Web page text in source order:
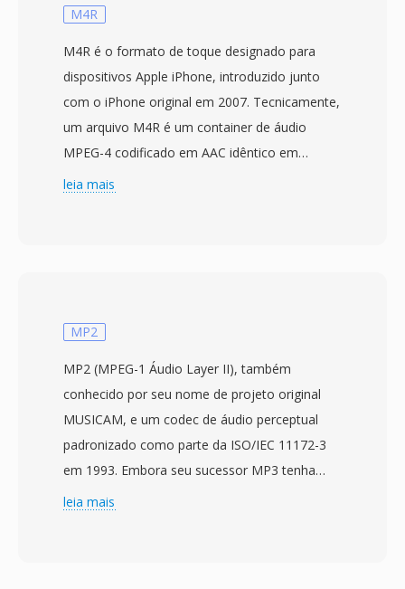
M4R
M4R é o formato de toque designado para
dispositivos Apple iPhone, introduzido junto
com o iPhone original em 2007. Tecnicamente,
um arquivo M4R é um container de áudio
MPEG-4 codificado em AAC idêntico em
estrutura ao M4À — às unicas diferenças
pudesse produzir toques sem modificacoes no
impede que faixas de música regulares
aparecam no seletor de toques é vice-versa.
Criar um M4R envolve codificar um clipe de
áudio curto como AAC, corta-lo na duração
Apple Music em versões recentes do macOS) é
leia mais
MP2
MP2 (MPEG-1 Áudio Layer II), também
conhecido por seu nome de projeto original
MUSICAM, e um codec de áudio perceptual
padronizado como parte da ISO/IEC 11172-3
em 1993. Embora seu sucessor MP3 tenha
capturado os holofotes do consumidor, o MP2
leia mais